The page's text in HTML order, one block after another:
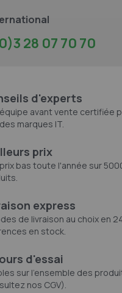
28 07 70 70
d'experts
avant vente certifiée
marques IT.
prix
bas toute l'année sur
express
de livraison au choix en
en stock.
d'essai
sur l'ensemble des
nos CGV).